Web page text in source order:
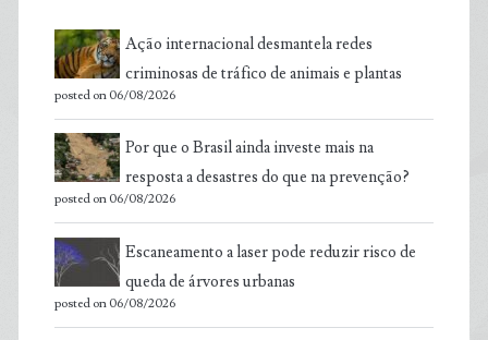
Ação internacional desmantela redes
criminosas de tráfico de animais e plantas
posted on 06/08/2026
Por que o Brasil ainda investe mais na
resposta a desastres do que na prevenção?
posted on 06/08/2026
Escaneamento a laser pode reduzir risco de
queda de árvores urbanas
posted on 06/08/2026